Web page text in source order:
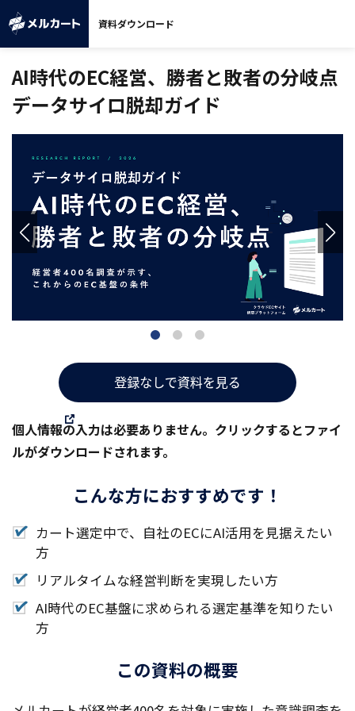
資料ダウンロード
AI時代のEC経営、勝者と敗者の分岐点
データサイロ脱却ガイド
個人情報の入力は必要ありません。クリックするとファイ
ルがダウンロードされます。
こんな方におすすめです！
カート選定中で、自社のECにAI活用を見据えたい
方
リアルタイムな経営判断を実現したい方
AI時代のEC基盤に求められる選定基準を知りたい
方
この資料の概要